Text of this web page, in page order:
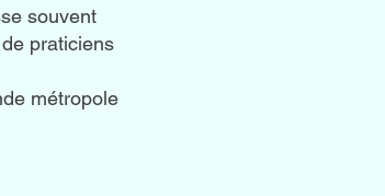
souvent
praticiens
métropole